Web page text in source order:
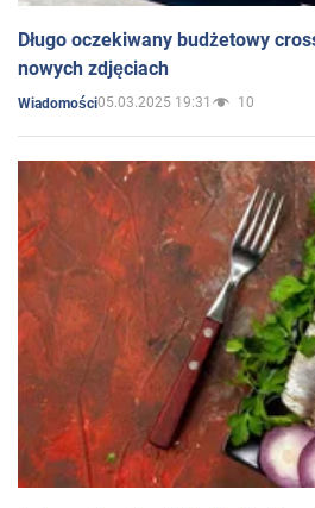
Długo oczekiwany budżetowy
nowych zdjęciach
Wiadomości05.03.2025 19:31 10